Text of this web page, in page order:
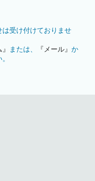
受け付けておりませ
または、 『メール』か